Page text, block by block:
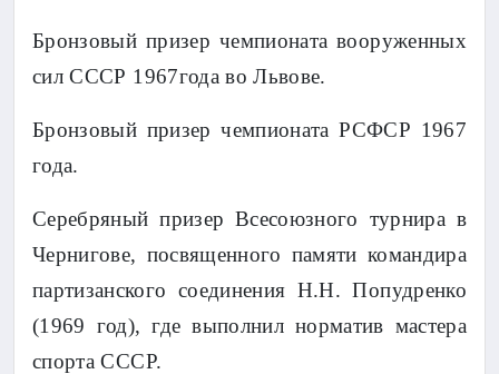
Бронзовый призер чемпионата вооруженных
сил СССР 1967года во Львове.
Бронзовый призер чемпионата РСФСР 1967
года.
Серебряный призер Всесоюзного турнира в
Чернигове, посвященного памяти командира
партизанского соединения Н.Н. Попудренко
(1969 год), где выполнил норматив мастера
спорта СССР.